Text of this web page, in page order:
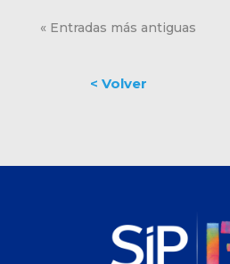
« Entradas más antiguas